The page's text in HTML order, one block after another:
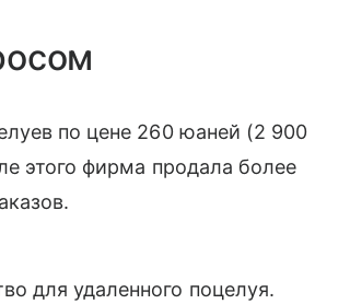
по цене 260 юаней (2 900
этого фирма продала более
для удаленного поцелуя.